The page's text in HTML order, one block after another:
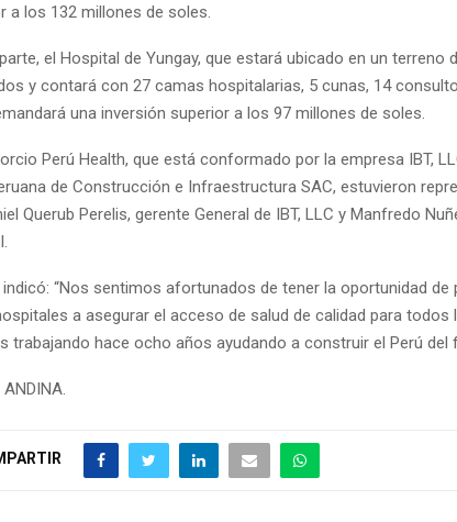
a los 132 millones de soles.
el Hospital de Yungay, que estará ubicado en un terreno
y contará con 27 camas hospitalarias, 5 cunas, 14
una inversión superior a los 97 millones de soles.
Perú Health, que está conformado por la empresa IBT,
de Construcción e Infraestructura SAC, estuvieron
Querub Perelis, gerente General de IBT, LLC y Manfredo
indicó: “Nos sentimos afortunados de tener la oportunidad de
a asegurar el acceso de salud de calidad para
trabajando hace ocho años ayudando a construir el Perú del